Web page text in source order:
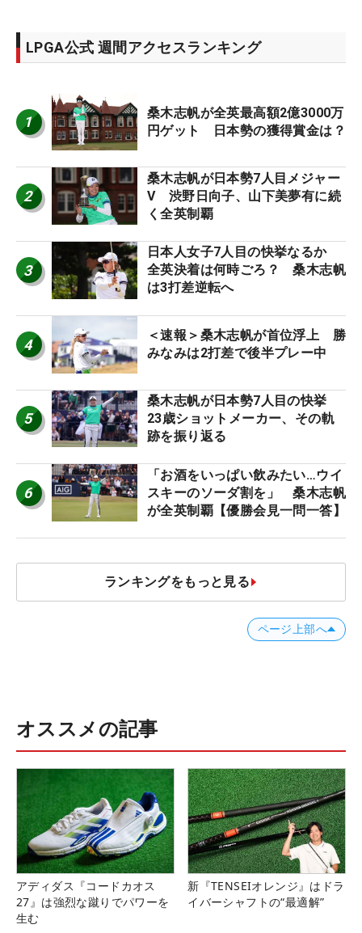
LPGA公式 週間アクセスランキング
1
桑木志帆が全英最高額2億3000万
円ゲット 日本勢の獲得賞金は？
2
桑木志帆が日本勢7人目メジャー
V 渋野日向子、山下美夢有に続
く全英制覇
3
日本人女子7人目の快挙なるか
全英決着は何時ごろ？ 桑木志帆
は3打差逆転へ
4
＜速報＞桑木志帆が首位浮上 勝
みなみは2打差で後半プレー中
5
桑木志帆が日本勢7人目の快挙
23歳ショットメーカー、その軌
跡を振り返る
6
「お酒をいっぱい飲みたい…ウイ
スキーのソーダ割を」 桑木志帆
が全英制覇【優勝会見一問一答】
ランキングをもっと見る
ページ上部へ
オススメの記事
アディダス『コードカオス
27』は強烈な蹴りでパワーを
生む
新『TENSEIオレンジ』はドラ
イバーシャフトの“最適解”